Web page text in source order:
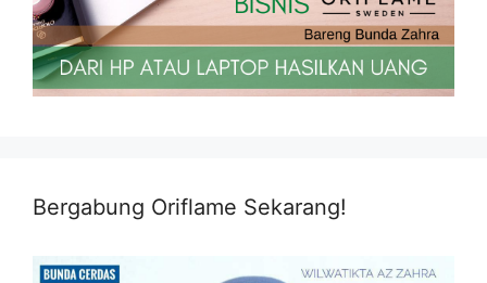
Bergabung Oriflame Sekarang!